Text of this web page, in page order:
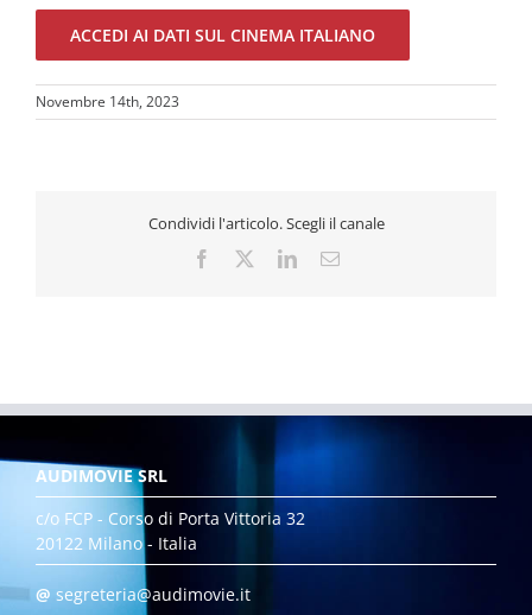
ACCEDI AI DATI SUL CINEMA ITALIANO
Novembre 14th, 2023
Condividi l'articolo. Scegli il canale
Facebook LinkedInEmail
AUDIMOVIE SRL
c/o FCP - Corso di Porta Vittoria 32
20122 Milano - Italia
@ segreteria@audimovie.it